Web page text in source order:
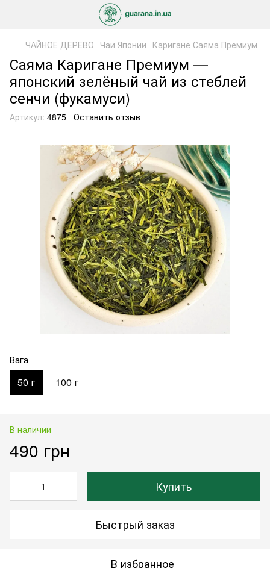
ЧАЙНОЕ ДЕРЕВО Чаи Японии Каригане Саяма Премиум —
Саяма Каригане Премиум —
японский зелёный чай из стеблей
сенчи (фукамуси)
Артикул: 4875 Оставить отзыв
Вага
50 г 100 г
В наличии
490 грн
Купить
Быстрый заказ
В избранное